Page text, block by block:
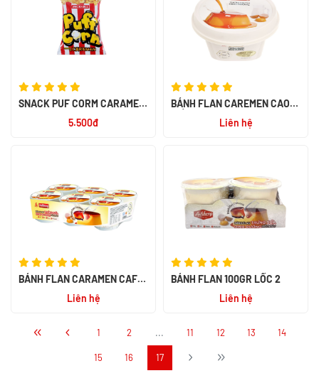
SNACK PUF CORM CARAMEL
5.500đ
BÁNH FLAN CAREMEN CAO
Liên hệ
BÁNH FLAN CARAMEN CAFE
Liên hệ
BÁNH FLAN 100GR LỐC 2
Liên hệ
1 2 ... 11 12 13 14
15 16 17